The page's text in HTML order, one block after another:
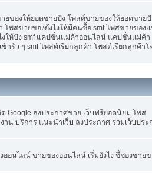
ยของให้ยอดขายปัง โพสต์ขายของให้ยอดขายปั
พสขายของยังไงให้มีคนซื้อ smf โพสขายของ
ให้ปัง smf แคปชั่นแม่ค้าออนไลน์ แคปชั่นแม่ค้า
ารัว ๆ smf โพสต์เรียกลูกค้า โพสต์เรียกลูกค้าโ
Google ลงประกาศขาย เว็บฟรียอดนิยม โพส
น บริการ แนะนำเว็บ ลงประกาศ รวมเว็บประ
อนไลน์ ขายของออนไลน์ เริ่มยังไง ชี้ช่องขายข